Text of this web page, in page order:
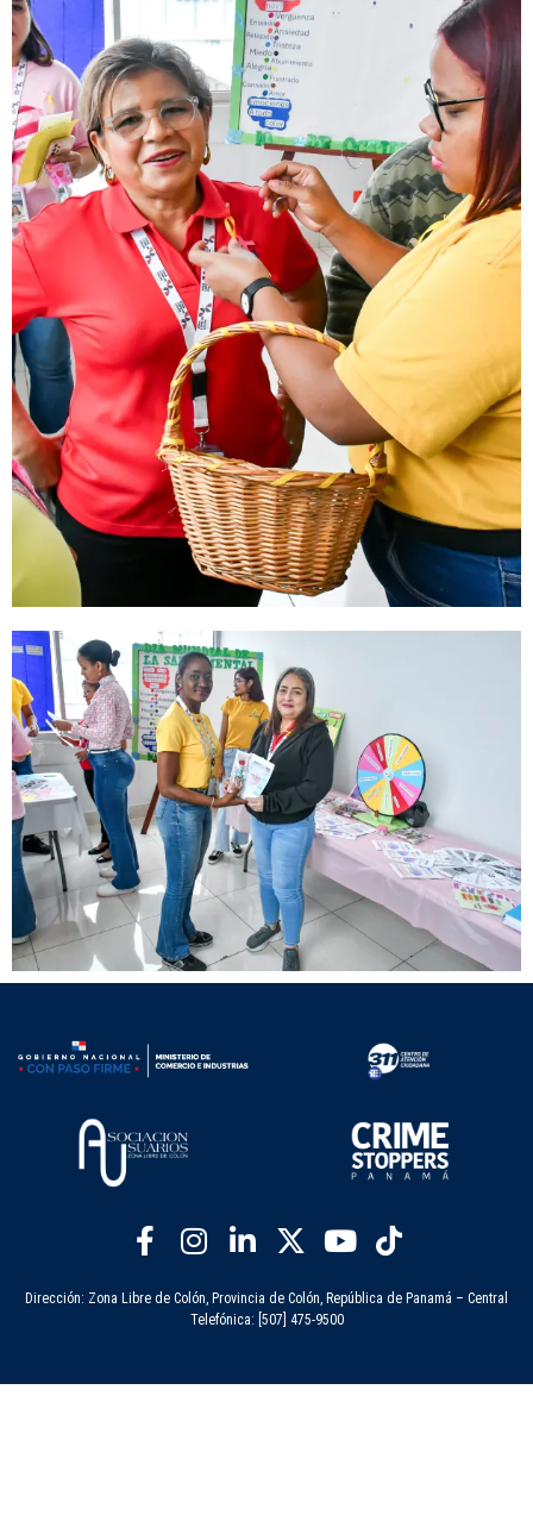
Dirección: Zona Libre de Colón, Provincia de Colón, República de Panamá – Central
Telefónica: [507] 475-9500